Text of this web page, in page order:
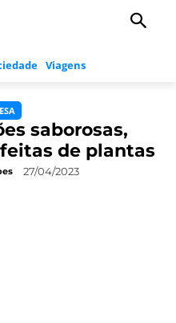
Viagens
saborosas,
de plantas
27/04/2023